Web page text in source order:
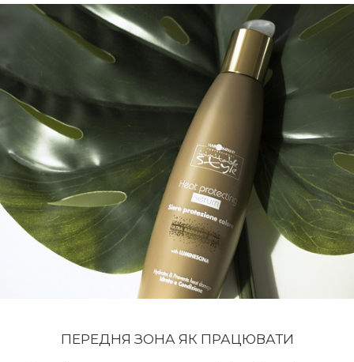
ПЕРЕДНЯ ЗОНА ЯК ПРАЦЮВАТИ